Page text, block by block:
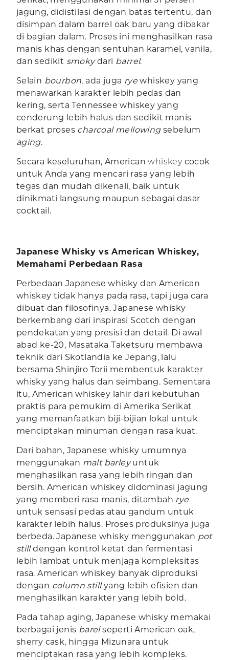
jagung, didistilasi dengan batas tertentu, dan
disimpan dalam barrel oak baru yang dibakar
di bagian dalam. Proses ini menghasilkan rasa
manis khas dengan sentuhan karamel, vanila,
dan sedikit smokydari barrel.
Selain bourbon, ada juga ryewhiskey yang
menawarkan karakter lebih pedas dan
kering, serta Tennessee whiskey yang
cenderung lebih halus dan sedikit manis
berkat proses charcoal mellowingsebelum
aging.
Secara keseluruhan, Americanwhiskey cocok
untuk Anda yang mencari rasa yang lebih
tegas dan mudah dikenali, baik untuk
dinikmati langsung maupun sebagai dasar
cocktail.
Japanese Whisky vs American Whiskey,
Memahami Perbedaan Rasa
Perbedaan Japanese whisky dan American
whiskey tidak hanya pada rasa, tapi juga cara
dibuat dan filosofinya. Japanese whisky
berkembang dari inspirasi Scotch dengan
pendekatan yang presisi dan detail. Di awal
abad ke-20, Masataka Taketsuru membawa
teknik dari Skotlandia ke Jepang, lalu
bersama Shinjiro Torii membentuk karakter
whisky yang halus dan seimbang. Sementara
itu, American whiskey lahir dari kebutuhan
praktis para pemukim di Amerika Serikat
yang memanfaatkan biji-bijian lokal untuk
menciptakan minuman dengan rasa kuat.
Dari bahan, Japanese whisky umumnya
menggunakan malt barleyuntuk
menghasilkan rasa yang lebih ringan dan
bersih. American whiskey didominasi jagung
yang memberi rasa manis, ditambah rye
untuk sensasi pedas atau gandum untuk
karakter lebih halus. Proses produksinya juga
berbeda. Japanese whisky menggunakan pot
stilldengan kontrol ketat dan fermentasi
lebih lambat untuk menjaga kompleksitas
rasa. American whiskey banyak diproduksi
dengan column stillyang lebih efisien dan
menghasilkan karakter yang lebih bold.
Pada tahap aging, Japanese whisky memakai
berbagai jenis barelseperti American oak,
sherry cask, hingga Mizunara untuk
menciptakan rasa yang lebih kompleks.